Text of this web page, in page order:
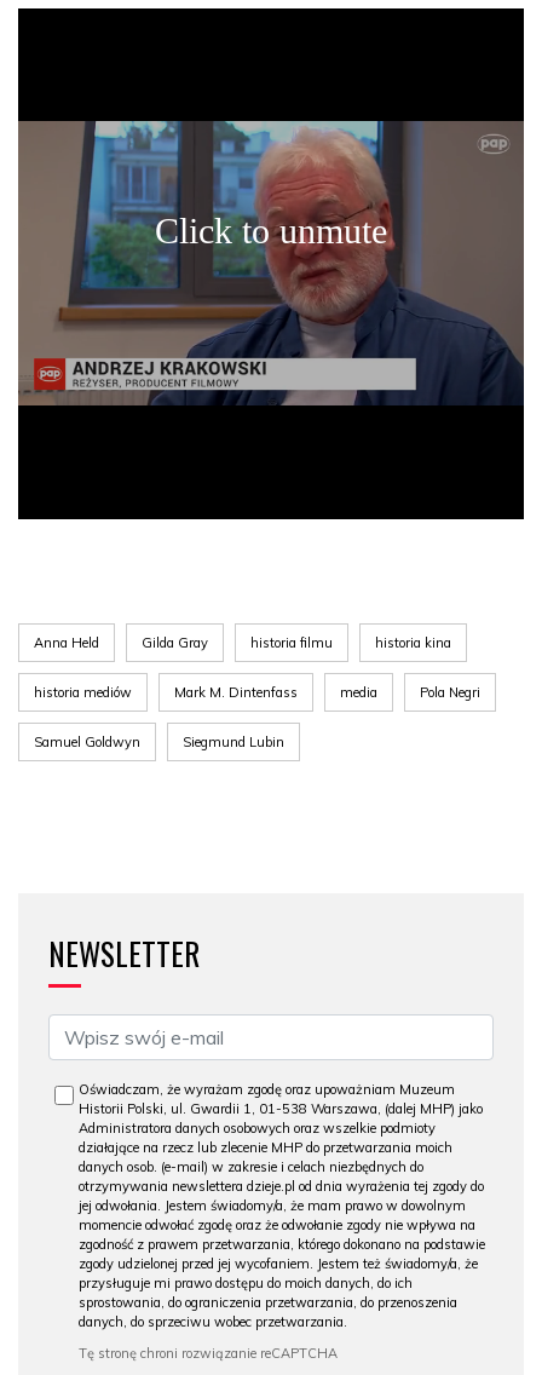
Anna Held Gilda Gray historia filmu historia kina
historia mediów Mark M. Dintenfass media Pola Negri
Samuel Goldwyn Siegmund Lubin
NEWSLETTER
Oświadczam, że wyrażam zgodę oraz upoważniam Muzeum
Historii Polski, ul. Gwardii 1, 01-538 Warszawa, (dalej MHP) jako
Administratora danych osobowych oraz wszelkie podmioty
działające na rzecz lub zlecenie MHP do przetwarzania moich
danych osob. (e-mail) w zakresie i celach niezbędnych do
otrzymywania newslettera dzieje.pl od dnia wyrażenia tej zgody do
jej odwołania. Jestem świadomy/a, że mam prawo w dowolnym
momencie odwołać zgodę oraz że odwołanie zgody nie wpływa na
zgodność z prawem przetwarzania, którego dokonano na podstawie
zgody udzielonej przed jej wycofaniem. Jestem też świadomy/a, że
przysługuje mi prawo dostępu do moich danych, do ich
sprostowania, do ograniczenia przetwarzania, do przenoszenia
danych, do sprzeciwu wobec przetwarzania.